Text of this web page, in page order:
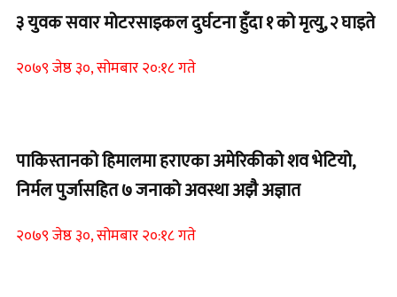
३ युवक सवार मोटरसाइकल दुर्घटना हुँदा १ को मृत्यु, २ घाइते
२०७९ जेष्ठ ३०, सोमबार २०:१८ गते
पाकिस्तानको हिमालमा हराएका अमेरिकीको शव भेटियो,
निर्मल पुर्जासहित ७ जनाको अवस्था अझै अज्ञात
२०७९ जेष्ठ ३०, सोमबार २०:१८ गते